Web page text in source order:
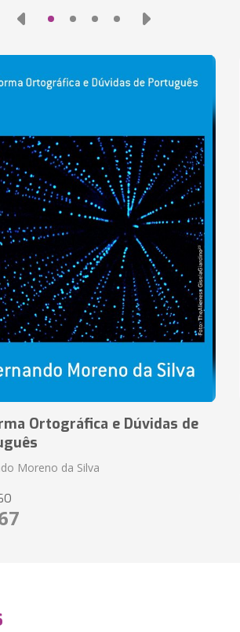
Ortográfica e Dúvidas de
Moreno da Silva